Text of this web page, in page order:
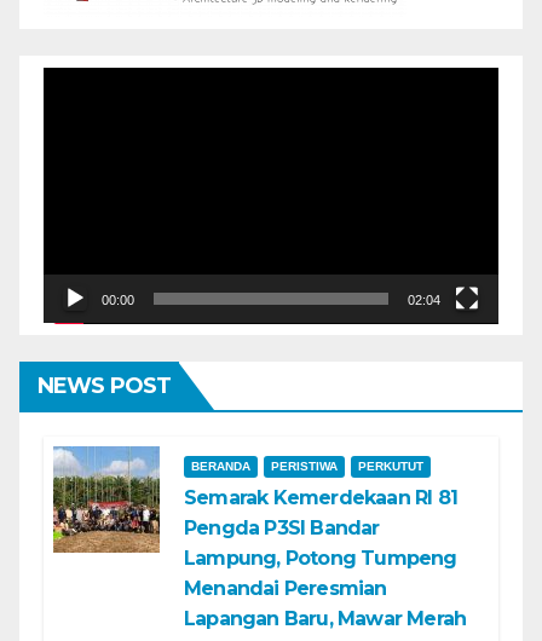
00:00 02:04
NEWS POST
BERANDA PERISTIWA PERKUTUT
Semarak Kemerdekaan RI 81
Pengda P3SI Bandar
Lampung, Potong Tumpeng
Menandai Peresmian
Lapangan Baru, Mawar Merah